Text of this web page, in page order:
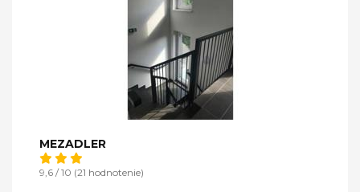
MEZADLER
9,6 / 10 (21 hodnotenie)